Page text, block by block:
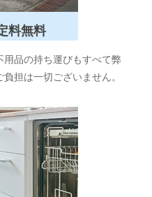
料無料
品の持ち運びもすべて弊
担は一切ございません。